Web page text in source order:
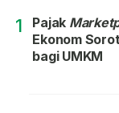
1 Pajak
Ekonom
bagi UMKM